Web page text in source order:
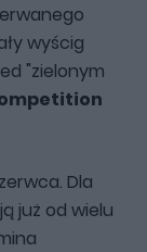
wyścig
"zielonym
Dla
już od wielu